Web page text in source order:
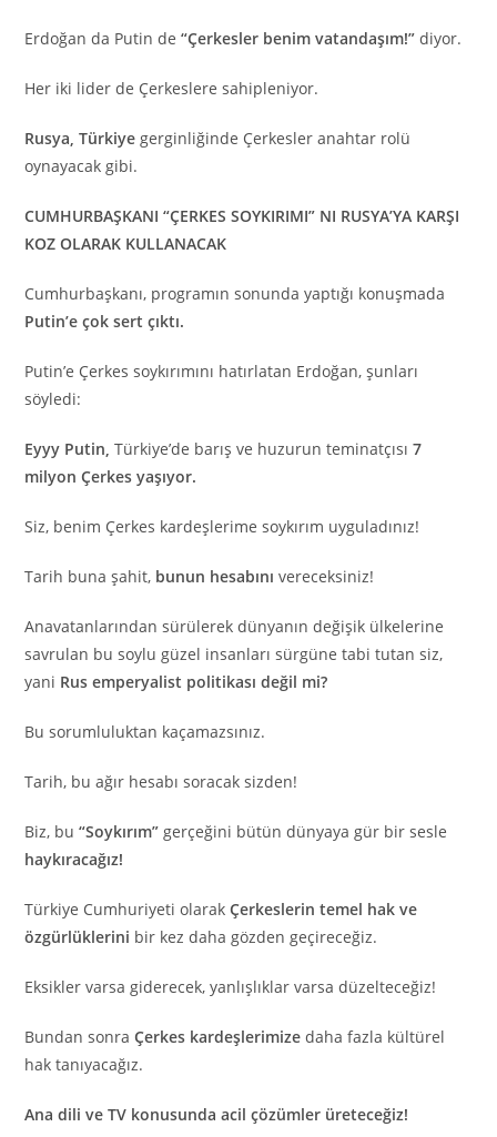
Erdoğan da Putin de“Çerkesler benim vatandaşım!” diyor.
Her iki lider de Çerkeslere sahipleniyor.
Rusya, Türkiye gerginliğinde Çerkesler anahtar rolü
oynayacak gibi.
CUMHURBAŞKANI “ÇERKES SOYKIRIMI” NI RUSYA’YA KARŞI
KOZ OLARAK KULLANACAK
Cumhurbaşkanı, programın sonunda yaptığı konuşmada
Putin’e çok sert çıktı.
Putin’e Çerkes soykırımını hatırlatan Erdoğan, şunları
söyledi:
Eyyy Putin, Türkiye’de barış ve huzurun teminatçısı7
milyon Çerkes yaşıyor.
Siz, benim Çerkes kardeşlerime soykırım uyguladınız!
Tarih buna şahit, bunun hesabını vereceksiniz!
Anavatanlarından sürülerek dünyanın değişik ülkelerine
savrulan bu soylu güzel insanları sürgüne tabi tutan siz,
yani Rus emperyalist politikası değil mi?
Bu sorumluluktan kaçamazsınız.
Tarih, bu ağır hesabı soracak sizden!
Biz, bu“Soykırım” gerçeğini bütün dünyaya gür bir sesle
haykıracağız!
Türkiye Cumhuriyeti olarakÇerkeslerin temel hak ve
özgürlüklerini bir kez daha gözden geçireceğiz.
Eksikler varsa giderecek, yanlışlıklar varsa düzelteceğiz!
Bundan sonraÇerkes kardeşlerimize daha fazla kültürel
hak tanıyacağız.
Ana dili ve TV konusunda acil çözümler üreteceğiz!